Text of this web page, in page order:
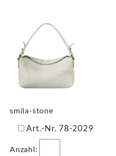
smila-stone
Art.-Nr. 78-2029
Anzahl: